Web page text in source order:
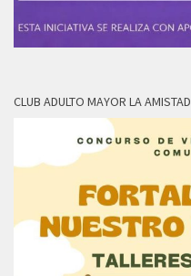
CLUB ADULTO MAYOR LA AMISTAD